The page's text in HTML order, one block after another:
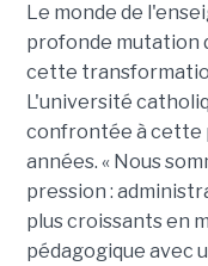
Le monde de
profonde mutation
cette
L'université
confrontée à cette
années. « Nous
pression :
plus croissants en
pédagogique avec